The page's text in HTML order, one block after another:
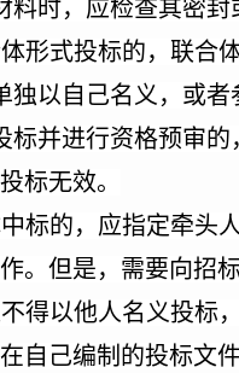
料时，应检查其密
形式投标的，联合
独以自己名义，或
标并进行资格预审
标无效。
标的，应指定牵头
。但是，需要向招
得以他人名义投标
自己编制的投标文